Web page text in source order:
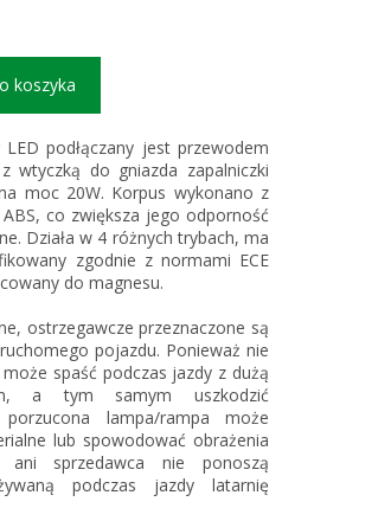
koszyka
podłączany jest przewodem
wtyczką do gniazda zapalniczki
moc 20W. Korpus wykonano z
co zwiększa jego odporność
Działa w 4 różnych trybach, ma
zgodnie z normami ECE
do magnesu.
ostrzegawcze przeznaczone są
pojazdu. Ponieważ nie
spaść podczas jazdy z dużą
a tym samym uszkodzić
lampa/rampa może
lub spowodować obrażenia
sprzedawca nie ponoszą
podczas jazdy latarnię